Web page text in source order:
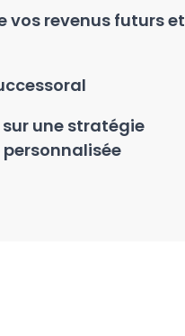
vos revenus futurs et
une stratégie